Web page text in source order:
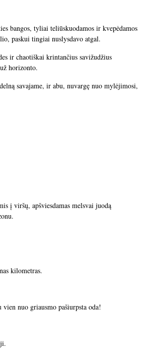
bangos, tyliai teliūskuodamos ir kvepėdamos
paskui tingiai nuslysdavo atgal.
ir chaotiškai krintančius savižudžius
horizonto.
savajame, ir abu, nuvargę nuo mylėjimosi,
į viršų, apšviesdamas melsvai juodą
kilometras.
nuo griausmo pašiurpsta oda!